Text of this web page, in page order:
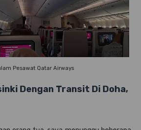
Pesawat Qatar Airways
Dengan Transit Di Doha,